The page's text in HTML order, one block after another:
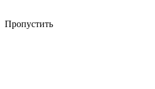
Пропустить